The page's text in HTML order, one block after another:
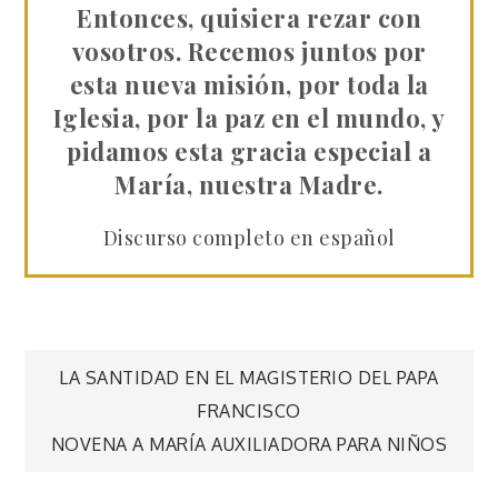
Entonces, quisiera rezar con
vosotros. Recemos juntos por
esta nueva misión, por toda la
Iglesia, por la paz en el mundo, y
pidamos esta gracia especial a
María, nuestra Madre.
Discurso completo en español
Navegación
de
LA SANTIDAD EN EL MAGISTERIO DEL PAPA
FRANCISCO
NOVENA A MARÍA AUXILIADORA PARA NIÑOS